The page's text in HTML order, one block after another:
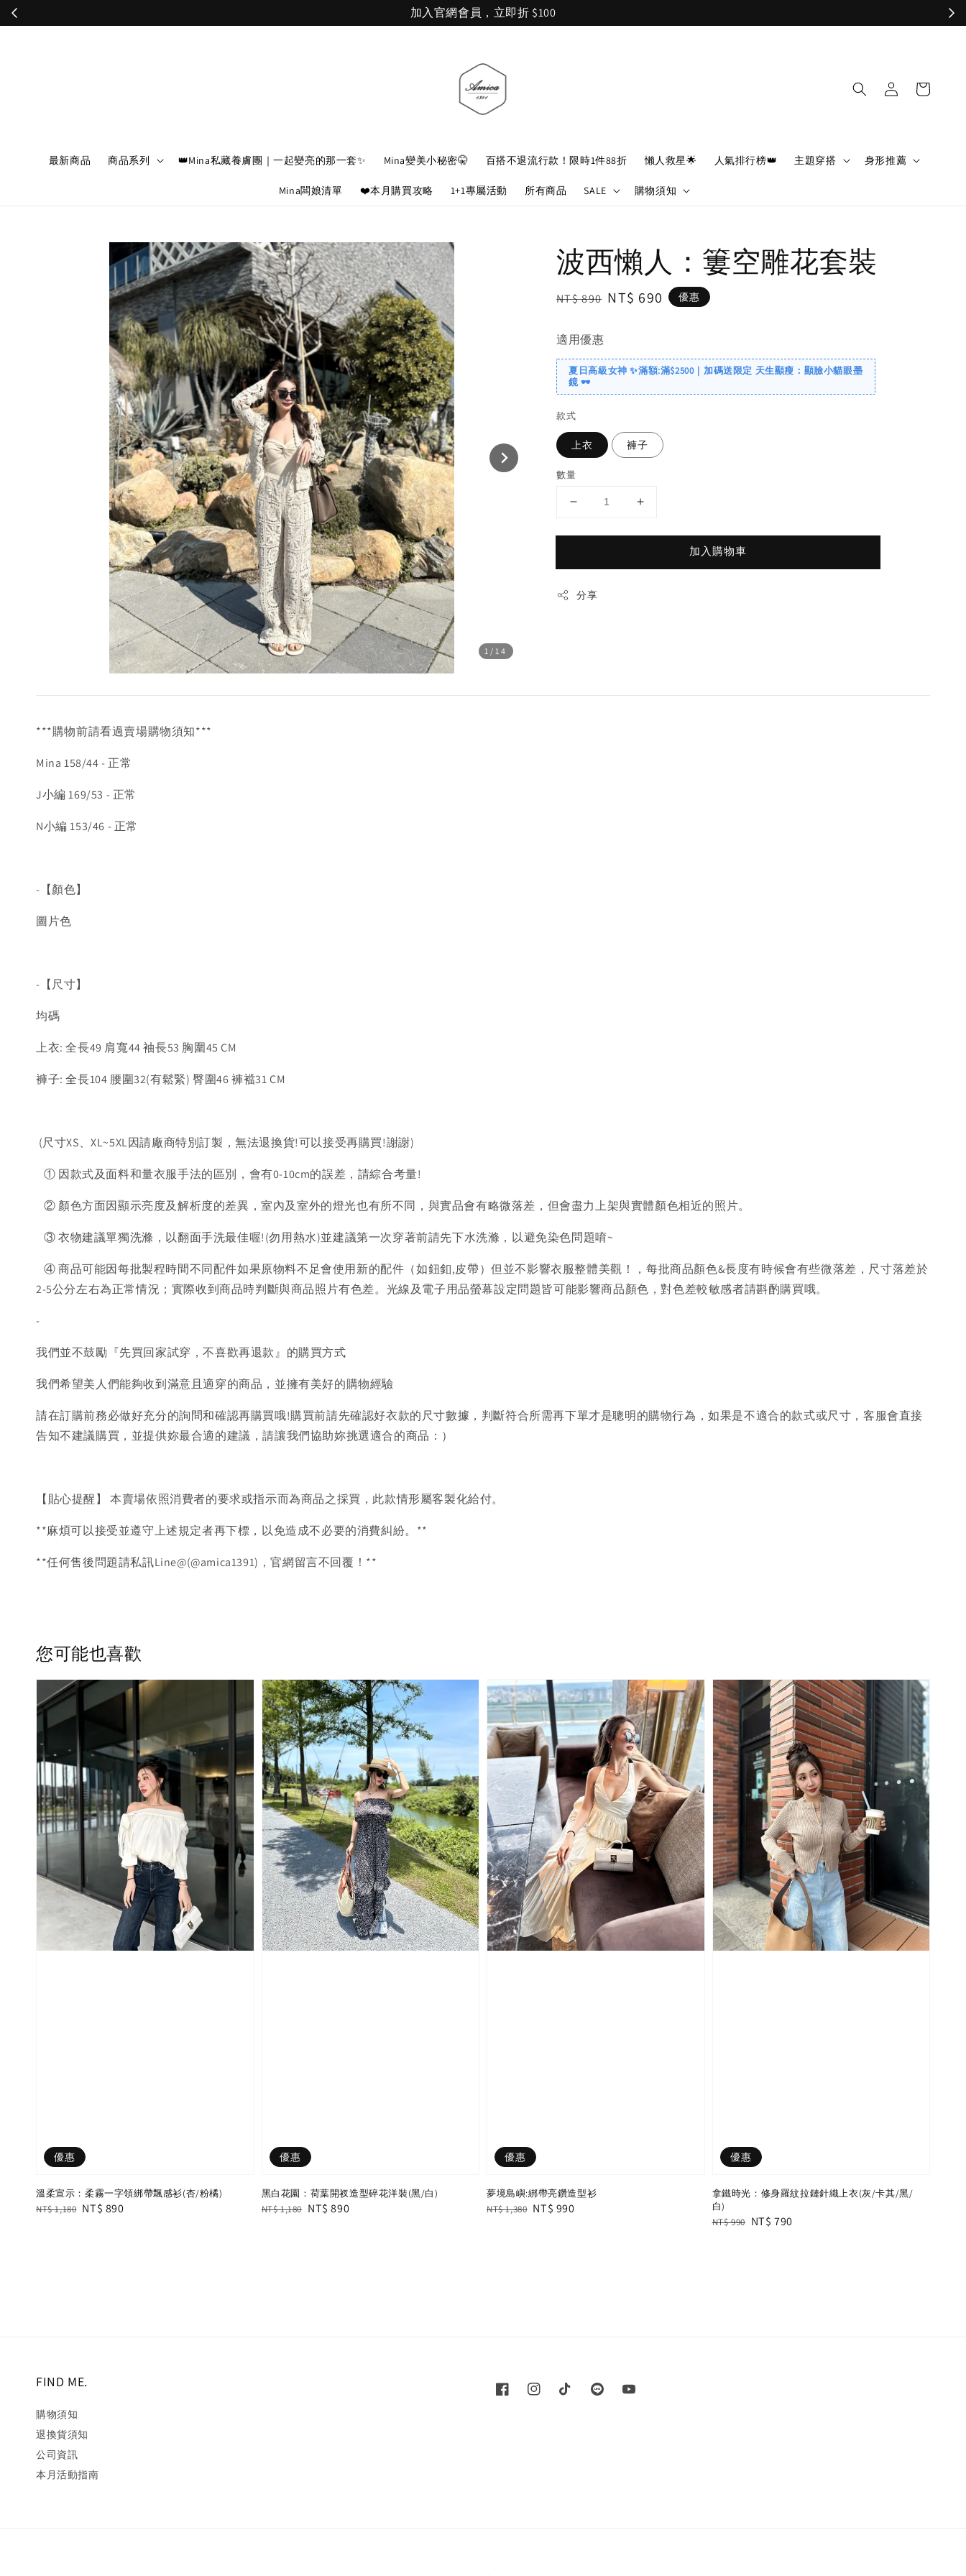
加入官網會員，立即折 $100
最新商品 商品系列 👑Mina私藏養膚團｜一起變亮的那一套✨ Mina變美小秘密🤫 百搭不退流行款！限時1件88折 懶人救星🌟 人氣排行榜👑 主題穿搭 身形推薦
Mina闆娘清單 ❤️本月購買攻略 1+1專屬活動 所有商品 SALE 購物須知
1 /14
波西懶人：簍空雕花套裝
Regular
NT$ 890 Sale
NT$ 690 優惠
適用優惠
夏日高級女神 ✨滿額:滿$2500｜加碼送限定 天生顯瘦：顯臉小貓眼墨
鏡 🕶️
款式
上衣 褲子
數量
加入購物車
分享
***購物前請看過賣場購物須知***
Mina 158/44 - 正常
J小編 169/53 - 正常
N小編 153/46 - 正常
-【顏色】
圖片色
-【尺寸】
均碼
上衣: 全長49 肩寬44 袖長53 胸圍45 CM
褲子: 全長104 腰圍32(有鬆緊) 臀圍46 褲襠31 CM
(尺寸XS、XL~5XL因請廠商特別訂製，無法退換貨!可以接受再購買!謝謝)
① 因款式及面料和量衣服手法的區別，會有0-10cm的誤差，請綜合考量!
② 顏色方面因顯示亮度及解析度的差異，室內及室外的燈光也有所不同，與實品會有略微落差，但會盡力上架與實體顏色相近的照片。
③ 衣物建議單獨洗滌，以翻面手洗最佳喔!(勿用熱水)並建議第一次穿著前請先下水洗滌，以避免染色問題唷~
④ 商品可能因每批製程時間不同配件如果原物料不足會使用新的配件（如鈕釦,皮帶）但並不影響衣服整體美觀！，每批商品顏色&長度有時候會有些微落差，尺寸落差於
2-5公分左右為正常情況；實際收到商品時判斷與商品照片有色差。光線及電子用品螢幕設定問題皆可能影響商品顏色，對色差較敏感者請斟酌購買哦。
-
我們並不鼓勵『先買回家試穿，不喜歡再退款』的購買方式
我們希望美人們能夠收到滿意且適穿的商品，並擁有美好的購物經驗
請在訂購前務必做好充分的詢問和確認再購買哦!購買前請先確認好衣款的尺寸數據，判斷符合所需再下單才是聰明的購物行為，如果是不適合的款式或尺寸，客服會直接
告知不建議購買，並提供妳最合適的建議，請讓我們協助妳挑選適合的商品：）
【貼心提醒】 本賣場依照消費者的要求或指示而為商品之採買，此款情形屬客製化給付。
**麻煩可以接受並遵守上述規定者再下標，以免造成不必要的消費糾紛。**
**任何售後問題請私訊Line@(@amica1391)，官網留言不回覆！**
您可能也喜歡
優惠
溫柔宣示：柔霧一字領綁帶飄感衫(杏/粉橘)
Regular
NT$ 1,180 Sale
NT$ 890
優惠
黑白花園：荷葉開衩造型碎花洋裝(黑/白)
Regular
NT$ 1,180 Sale
NT$ 890
優惠
夢境島嶼:綁帶亮鑽造型衫
Regular
NT$ 1,380 Sale
NT$ 990
優惠
拿鐵時光：修身羅紋拉鏈針織上衣(灰/卡其/黑/
白)
Regular
NT$ 990 Sale
NT$ 790
FIND ME.
購物須知
退換貨須知
公司資訊
本月活動指南